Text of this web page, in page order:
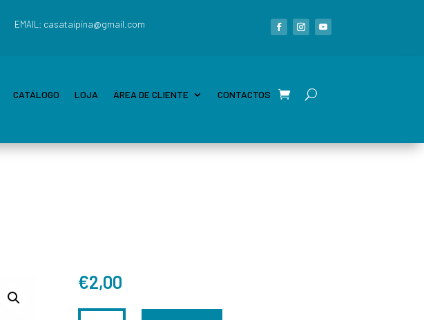
EMAIL: casataipina@gmail.com
CATÁLOGO LOJA ÁREA DE CLIENTE CONTACTOS
€2,00